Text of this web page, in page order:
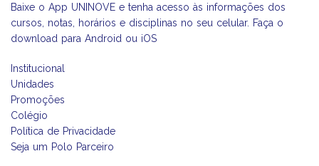
Baixe o App UNINOVE e tenha acesso às informações dos
cursos, notas, horários e disciplinas no seu celular. Faça o
download para Android ou iOS
Institucional
Unidades
Promoções
Colégio
Política de Privacidade
Seja um Polo Parceiro